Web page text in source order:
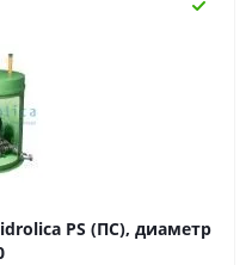
PS (ПС), диаметр